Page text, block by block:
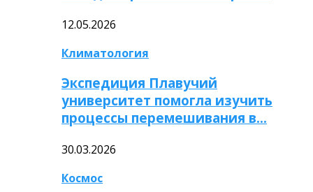
12.05.2026
Климатология
Экспедиция Плавучий
университет помогла изучить
процессы перемешивания в…
30.03.2026
Космос